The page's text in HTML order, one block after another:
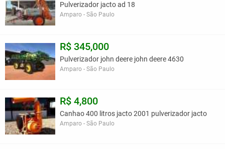
Pulverizador jacto ad 18
Amparo - São Paulo
R$ 345,000
Pulverizador john deere john deere 4630
Amparo - São Paulo
R$ 4,800
Canhao 400 litros jacto 2001 pulverizador jacto
Amparo - São Paulo